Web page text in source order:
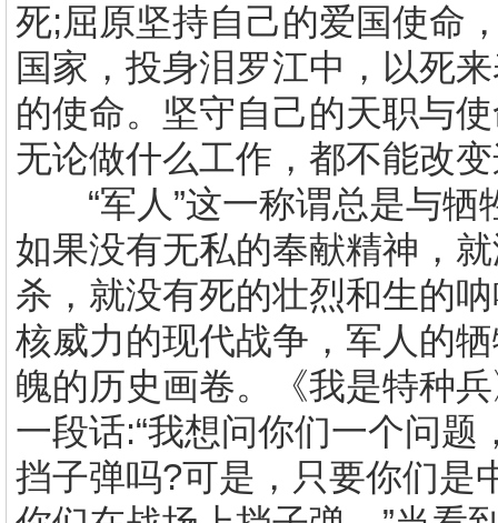
死;屈原坚持自己的爱国使命
国家，投身泪罗江中，以死
的使命。坚守自己的天职与
无论做什么工作，都不能改
“军人”这一称谓总是与
如果没有无私的奉献精神，
杀，就没有死的壮烈和生的
核威力的现代战争，军人的
魄的历史画卷。《我是特种
一段话:“我想问你们一个问
挡子弹吗?可是，只要你们是